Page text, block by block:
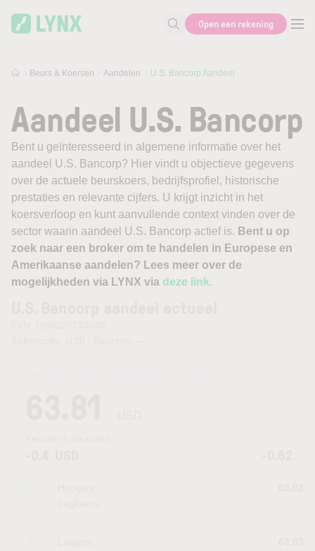
Zoek naar informatie
Open een rekening
Beurs & Koersen Aandelen U.S. Bancorp Aandeel
Aandeel U.S. Bancorp
Bent u geïnteresseerd in algemene informatie over het
aandeel U.S. Bancorp? Hier vindt u objectieve gegevens
over de actuele beurskoers, bedrijfsprofiel, historische
prestaties en relevante cijfers. U krijgt inzicht in het
koersverloop en kunt aanvullende context vinden over de
sector waarin aandeel U.S. Bancorp actief is. Bent u op
zoek naar een broker om te handelen in Europese en
Amerikaanse aandelen? Lees meer over de
mogelijkheden via LYNX via deze link.